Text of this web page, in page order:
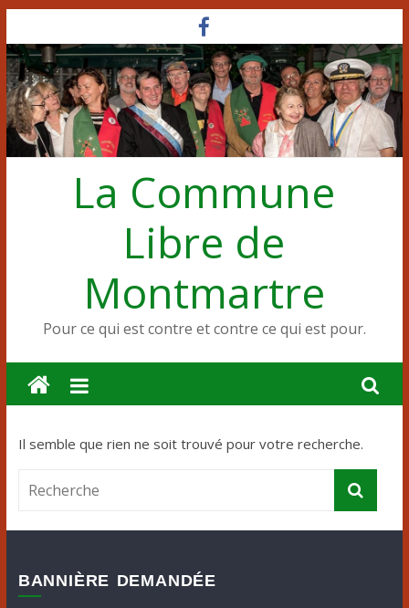
au
contenu
La Commune
Libre de
Montmartre
Pour ce qui est contre et contre ce qui est pour.
Il semble que rien ne soit trouvé pour votre recherche.
BANNIÈRE DEMANDÉE